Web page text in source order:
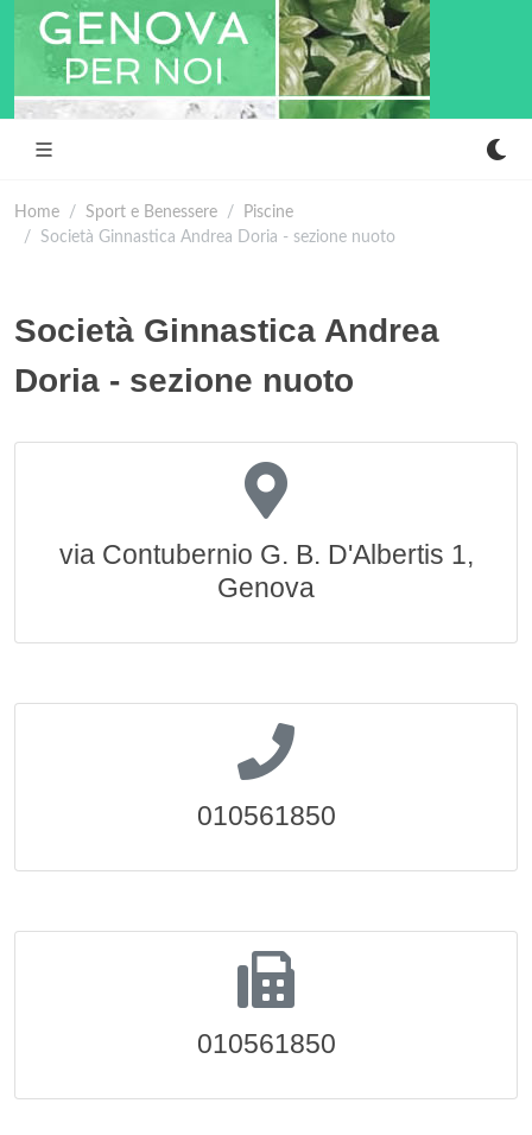
Home Sport e Benessere
Piscine
Società Ginnastica Andrea Doria - sezione nuoto
Società Ginnastica Andrea
Doria - sezione nuoto
via Contubernio G. B. D'Albertis 1,
Genova
010561850
010561850